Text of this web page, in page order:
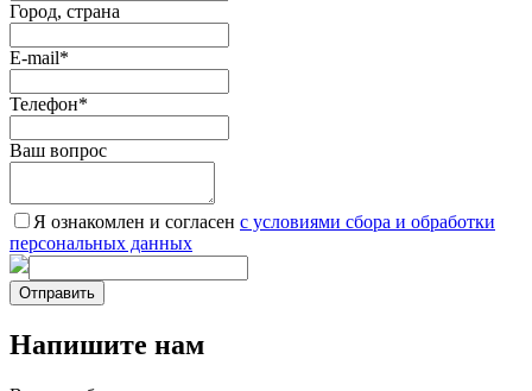
Город, страна
E-mail*
Телефон*
Ваш вопрос
Я ознакомлен и согласен c условиями сбора и обработки
персональных данных
Отправить
Напишите нам